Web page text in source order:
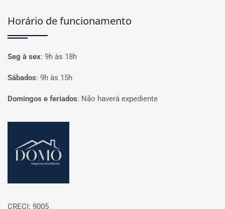
Horário de funcionamento
Seg à sex: 9h às 18h
Sábados: 9h às 15h
Domingos e feriados: Não haverá expediente
CRECI: 9005